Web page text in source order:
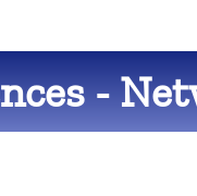
-